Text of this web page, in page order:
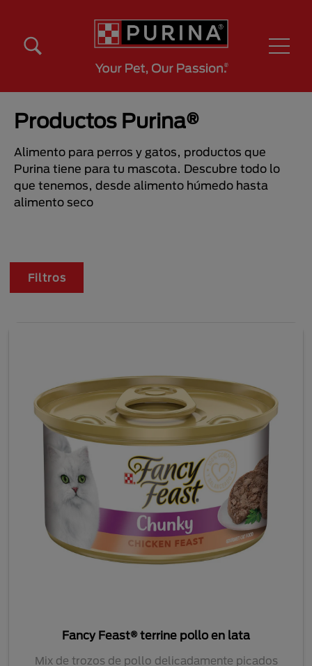
Productos Purina®
Alimento para perros y gatos, productos que
Purina tiene para tu mascota. Descubre todo lo
que tenemos, desde alimento húmedo hasta
alimento seco
Filtros
Fancy Feast® terrine pollo en lata
Mix de trozos de pollo delicadamente picados